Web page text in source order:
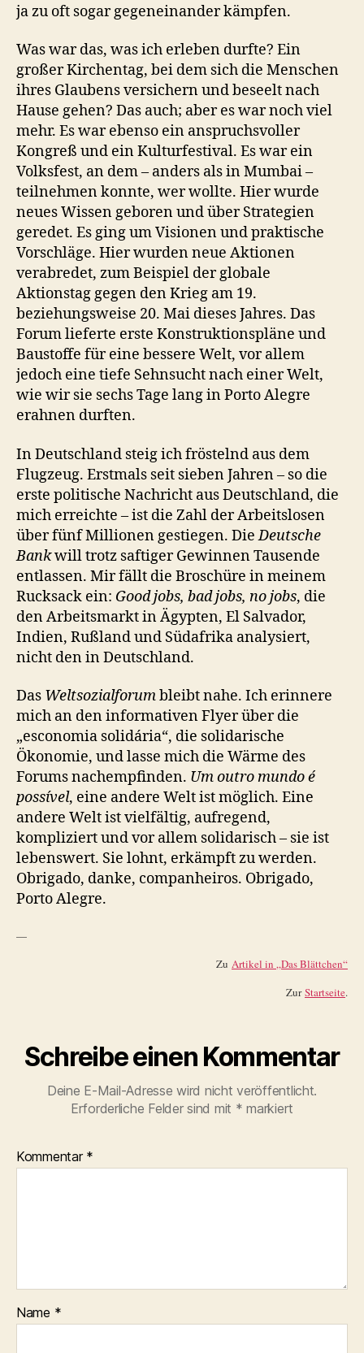
ja zu oft sogar gegeneinander kämpfen.
Was war das, was ich erleben durfte? Ein
großer Kirchentag, bei dem sich die Menschen
ihres Glaubens versichern und beseelt nach
Hause gehen? Das auch; aber es war noch viel
mehr. Es war ebenso ein anspruchsvoller
Kongreß und ein Kulturfestival. Es war ein
Volksfest, an dem – anders als in Mumbai –
teilnehmen konnte, wer wollte. Hier wurde
neues Wissen geboren und über Strategien
geredet. Es ging um Visionen und praktische
Vorschläge. Hier wurden neue Aktionen
verabredet, zum Beispiel der globale
Aktionstag gegen den Krieg am 19.
beziehungsweise 20. Mai dieses Jahres. Das
Forum lieferte erste Konstruktionspläne und
Baustoffe für eine bessere Welt, vor allem
jedoch eine tiefe Sehnsucht nach einer Welt,
wie wir sie sechs Tage lang in Porto Alegre
erahnen durften.
In Deutschland steig ich fröstelnd aus dem
Flugzeug. Erstmals seit sieben Jahren – so die
erste politische Nachricht aus Deutschland, die
mich erreichte – ist die Zahl der Arbeitslosen
über fünf Millionen gestiegen. DieDeutsche
Bankwill trotz saftiger Gewinnen Tausende
entlassen. Mir fällt die Broschüre in meinem
Rucksack ein: Good jobs, bad jobs, no jobs, die
den Arbeitsmarkt in Ägypten, El Salvador,
Indien, Rußland und Südafrika analysiert,
nicht den in Deutschland.
Das Weltsozialforumbleibt nahe. Ich erinnere
mich an den informativen Flyer über die
„esconomia solidária“, die solidarische
Ökonomie, und lasse mich die Wärme des
Forums nachempfinden. Um outro mundo é
possível, eine andere Welt ist möglich. Eine
andere Welt ist vielfältig, aufregend,
kompliziert und vor allem solidarisch – sie ist
lebenswert. Sie lohnt, erkämpft zu werden.
Obrigado, danke, companheiros. Obrigado,
Porto Alegre.
—
Zu Artikel in „Das Blättchen“
Zur Startseite.
Schreibe einen Kommentar
Deine E-Mail-Adresse wird nicht veröffentlicht.
Erforderliche Felder sind mit * markiert
Kommentar *
Name *